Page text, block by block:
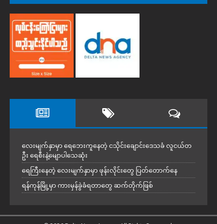
လေးမျက်နှာမှာ ရေဘေးကူနေတဲ့ ငသိုင်းချောင်းဒေသခံ လူငယ်တ
ဦး ရေစီးနဲ့မျောပါသေဆုံး
ရေကြီးနေတဲ့ လေးမျက်နှာမှာ ဖုန်းလိုင်းတွေ ပြတ်တောက်နေ
ရန်ကုန်မြို့မှာ ကားမှန်ခွဲခံရတာတွေ ဆက်တိုက်ဖြစ်